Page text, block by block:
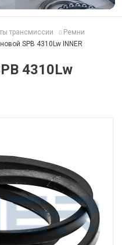
трансмиссии
Ремни
SPB 4310Lw INNER
4310Lw